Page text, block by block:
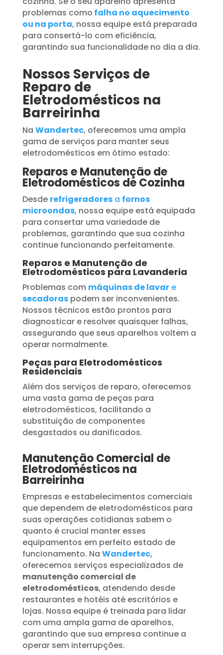
problemas como falha no aquecimento
ou na porta, nossa equipe está preparada
para consertá-lo com eficiência,
garantindo sua funcionalidade no dia a dia.
Nossos Serviços de
Reparo de
Eletrodomésticos na
Barreirinha
Na Wandertec, oferecemos uma ampla
gama de serviços para manter seus
eletrodomésticos em ótimo estado:
Reparos e Manutenção de
Eletrodomésticos de Cozinha
Desde refrigeradoresa fornos
microondas, nossa equipe está equipada
para consertar uma variedade de
problemas, garantindo que sua cozinha
continue funcionando perfeitamente.
Reparos e Manutenção de
Eletrodomésticos para Lavanderia
Problemas com máquinas de lavare
secadoraspodem ser inconvenientes.
Nossos técnicos estão prontos para
diagnosticar e resolver quaisquer falhas,
assegurando que seus aparelhos voltem a
operar normalmente.
Peças para Eletrodomésticos
Residenciais
Além dos serviços de reparo, oferecemos
uma vasta gama de peças para
eletrodomésticos, facilitando a
substituição de componentes
desgastados ou danificados.
Manutenção Comercial de
Eletrodomésticos na
Barreirinha
Empresas e estabelecimentos comerciais
que dependem de eletrodomésticos para
suas operações cotidianas sabem o
quanto é crucial manter esses
equipamentos em perfeito estado de
funcionamento. Na Wandertec,
oferecemos serviços especializados de
manutenção comercial de
eletrodomésticos, atendendo desde
restaurantes e hotéis até escritórios e
lojas. Nossa equipe é treinada para lidar
com uma ampla gama de aparelhos,
garantindo que sua empresa continue a
operar sem interrupções.